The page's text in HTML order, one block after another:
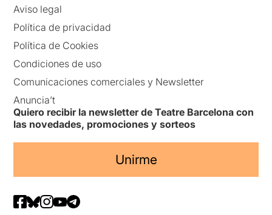
Aviso legal
Política de privacidad
Política de Cookies
Condiciones de uso
Comunicaciones comerciales y Newsletter
Anuncia’t
Quiero recibir la newsletter de Teatre Barcelona con
las novedades, promociones y sorteos
Unirme